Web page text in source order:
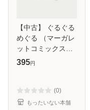
【中古】 ぐるぐる
めぐる （マーガレ
ットコミックス） /
八田 鮎子 / 集英社
395円
(0)
もったいない本舗